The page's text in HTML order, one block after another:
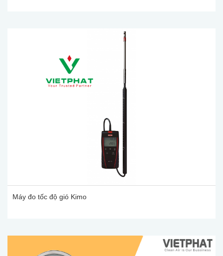
Máy đo tốc độ gió Kimo